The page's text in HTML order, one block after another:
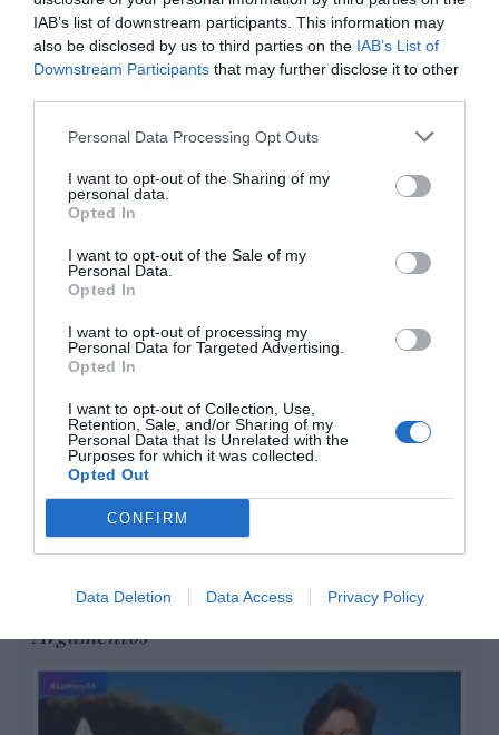
IAB’s list of downstream participants. This information may
also be disclosed by us to third parties on the IAB’s List of
Downstream Participants that may further disclose it to other
Personal Data Processing Opt Outs
I want to opt-out of the Sharing of my
personal data.
Opted In
I want to opt-out of the Sale of my
Personal Data.
Opted In
I want to opt-out of processing my
Personal Data for Targeted Advertising.
Opted In
I want to opt-out of Collection, Use,
Retention, Sale, and/or Sharing of my
Personal Data that Is Unrelated with the
Purposes for which it was collected.
Opted Out
CONFIRM
Data Deletion Data Access Privacy Policy
Enormes minucias
por Eulogio López
No perdamos el norte: la emigración es
mala
Eulogio López
Milagros de nuestro tiempo
Eulogio López
Confiad: yo he vencido al mundo
Argumentos